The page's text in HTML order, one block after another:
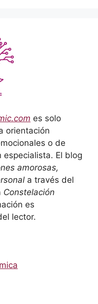
es solo
orientación
o de
El blog
amorosas,
a través del
Constelación
es
lector.